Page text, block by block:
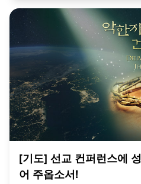
[기도] 선교 컨퍼런스에
어 주옵소서!